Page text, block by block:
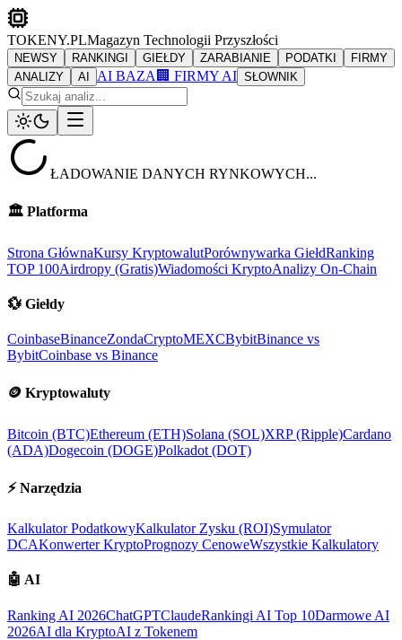
TOKENY.PLMagazyn Technologii Przyszłości
NEWSY RANKINGI GIEŁDY ZARABIANIE PODATKI
FIRMY
ANALIZY
AI AI BAZA 🏢 FIRMY AI SŁOWNIK
ŁADOWANIE DANYCH RYNKOWYCH...
🏛️ Platforma
Strona GłównaKursy KryptowalutPorównywarka GiełdRanking
TOP 100Airdropy (Gratis)Wiadomości KryptoAnalizy On-Chain
💱 Giełdy
CoinbaseBinanceZondaCryptoMEXCBybitBinance vs
BybitCoinbase vs Binance
🪙 Kryptowaluty
Bitcoin (BTC)Ethereum (ETH)Solana (SOL)XRP (Ripple)Cardano
(ADA)Dogecoin (DOGE)Polkadot (DOT)
⚡ Narzędzia
Kalkulator PodatkowyKalkulator Zysku (ROI)Symulator
DCAKonwerter KryptoPrognozy CenoweWszystkie Kalkulatory
🤖 AI
Ranking AI 2026ChatGPTClaudeRankingi AI Top 10Darmowe AI
2026AI dla KryptoAI z Tokenem